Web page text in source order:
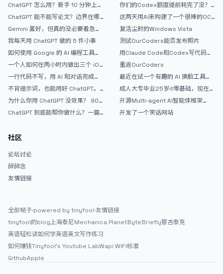
ChatGPT 怎么用？新手 10 分钟上手
ChatGPT 能不能写论文？边界在哪
Gemini 虽好，但真的没必要着急放
弃 ChatGPT
我每天用 ChatGPT 做的 5 件小事
如何使用 Google 的 AI 编程工具
AntiGravity：独立开发者的新时代
武器
一个人如何在两小时内做出三个 iOS
APP？｜AntiGravity + Gemini 3 实
战完整记录
一行代码不写，用 AI 和对话完成一
个完整网站：《图书天堂》实战记录
不背提示词，也能用好 ChatGPT。
一个万能提问模板
为什么你用 ChatGPT 没效果？ 90%
的人第一步就问错了
ChatGPT 到底能帮你做什么？一篇
你们的Codex额度提前耗完了没？
戒断反应如何？
这两天用AI来构建了一个很棒的OC
论坛精华区
复活尘封的Windows Vista
测试OurCoders能否发布照片
用Claude Code和Codex写代码真
的爽，但是App怎么挣钱还是很难啊
重返OurCoders
最近在试一个有趣的 AI 换脸工具，
效果挺不错
成人大专毕业25岁it零基础，现在想
考软件设计师，有什么好的建议吗，
谢谢！
开源Multi-agent AI智能体框架
aevatar.ai，欢迎大家贡献代码
开发了一个笑话网站
社区
论坛讨论
碎碎念
友情链接
全部帖子·powered by tinyfool·友情链接
tinyfool的blog上海泰尼Mechanica PlanetByteBriefly银杏泰克
英语轻松读如何学英语英文写作练习
如何赚钱Tinyfool's Youtube LabWapi WIFI标准
GithubApple